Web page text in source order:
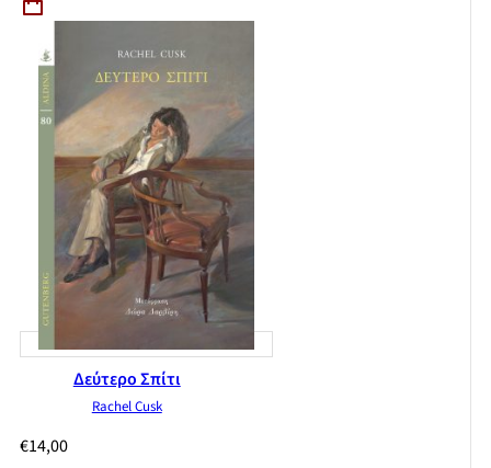
Δεύτερο Σπίτι
Rachel Cusk
€14,00